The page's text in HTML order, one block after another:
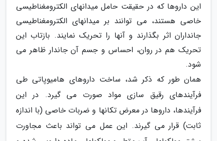
این داروها که در حقیقت حامل میدانهای الکترومغناطیسی
خاصی هستند، می توانند بر میدانهای الکترومغناطیسی
جانداران اثر بگذارند و آنها را تحریک نمایند. بازتاب این
تحریک هم در روان، احساس و جسم آن جاندار ظاهر می
شود.
همان طور که ذکر شد، ساخت داروهای هامیوپاتی طی
فرآیندهای رقیق سازی مواد صورت می گیرد. در این
فرآیندها، داروها در معرض تکانها و ضربات خاصی (با اندازه
ثابت) قرار می گیرند. این عمل می تواند باعث مجاورت